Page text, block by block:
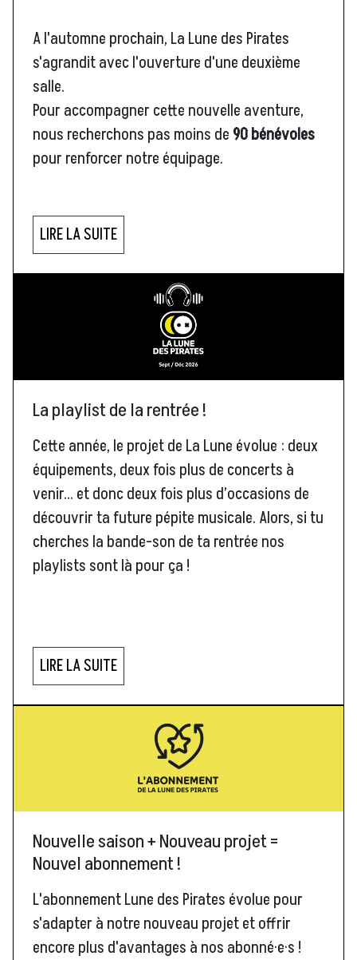
A l'automne prochain, La Lune des Pirates
s'agrandit avec l'ouverture d'une deuxième
salle.
Pour accompagner cette nouvelle aventure,
nous recherchons pas moins de 90 bénévoles
pour renforcer notre équipage.
LIRE LA SUITE
La playlist de la rentrée !
Cette année, le projet de La Lune évolue : deux
équipements, deux fois plus de concerts à
venir… et donc deux fois plus d’occasions de
découvrir ta future pépite musicale. Alors, si tu
cherches la bande-son de ta rentrée nos
playlists sont là pour ça !
LIRE LA SUITE
Nouvelle saison + Nouveau projet =
Nouvel abonnement !
L'abonnement Lune des Pirates évolue pour
s'adapter à notre nouveau projet et offrir
encore plus d'avantages à nos abonné·e·s !